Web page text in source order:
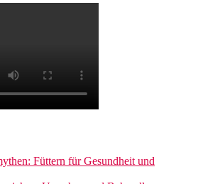
Füttern für Gesundheit und